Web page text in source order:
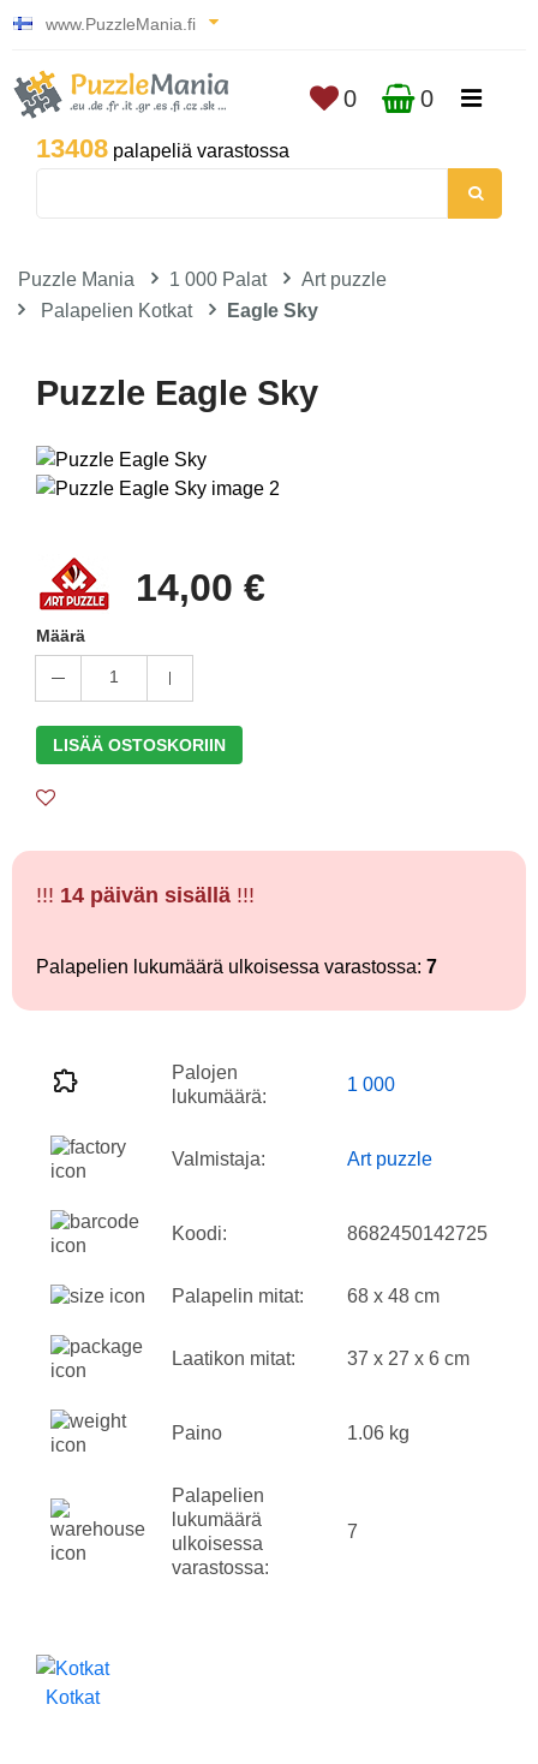
www.PuzzleMania.fi
13408 palapeliä varastossa
0 0
Puzzle Mania 1 000 Palat
Art puzzle
Palapelien Kotkat
Eagle Sky
Puzzle Eagle Sky
14,00 €
Määrä
1
LISÄÄ OSTOSKORIIN
!!! 14 päivän sisällä !!!
Palapelien lukumäärä ulkoisessa varastossa: 7
Palojen
lukumäärä:
1 000
Valmistaja: Art puzzle
Koodi: 8682450142725
Palapelin mitat: 68 x 48 cm
Laatikon mitat: 37 x 27 x 6 cm
Paino 1.06 kg
Palapelien
lukumäärä
ulkoisessa
varastossa:
7
Kotkat